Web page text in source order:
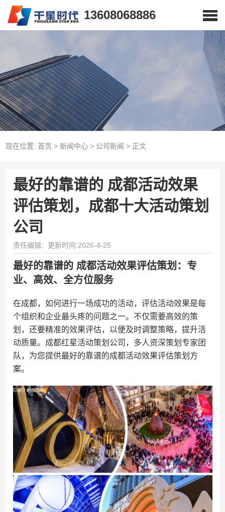
13608068886
现在位置: 首页 > 新闻中心> 公司新闻 > 正文
最好的靠谱的 成都活动效果
评估策划，成都十大活动策划
公司
责任编辑: 更新时间:2026-4-25
最好的靠谱的 成都活动效果评估策划：专
业、高效、全方位服务
在成都，如何进行一场成功的活动，评估活动效果是每
个组织和企业最头疼的问题之一。不仅需要高效的策
划，还要精准的效果评估，以便及时调整策略，提升活
动质量。成都红星活动策划公司，多人资深策划专家团
队，为您提供最好的靠谱的成都活动效果评估策划方
案。